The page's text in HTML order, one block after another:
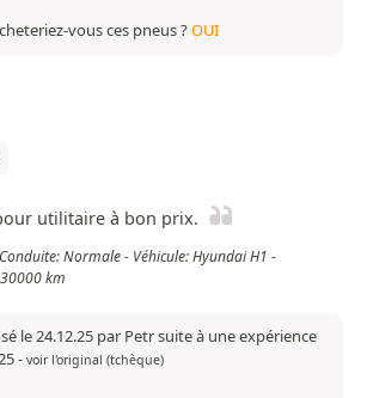
vous ces pneus ?OUI
utilitaire à bon prix.
Normale - Véhicule: Hyundai H1 -
km
le 24.12.25 par Petr suite à une expérience
- voir l'original (tchèque)